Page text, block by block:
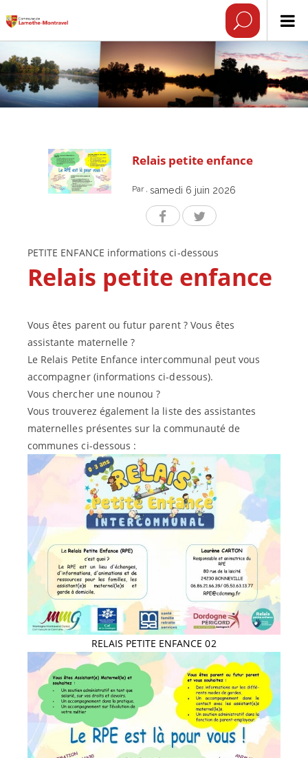
Relais petite enfance
Par , samedi 6 juin 2026
PETITE ENFANCE informations ci-dessous
Relais petite enfance
Vous êtes parent ou futur parent ? Vous êtes
assistante maternelle ?
Le Relais Petite Enfance intercommunal peut vous
accompagner (informations ci-dessous).
Vous chercher une nounou ?
Vous trouverez également la liste des assistantes
maternelles présentes sur la communauté de
communes ci-dessous :
RELAIS PETITE ENFANCE 02